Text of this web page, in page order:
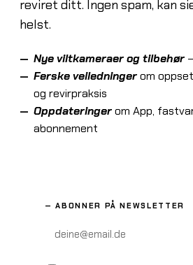
reviret ditt. Ingen spam, kan
helst.
Nye viltkameraer og tilbehør
Ferske veiledningerom
og revirpraksis
Oppdateringerom App,
abonnement
—ABONNER PÅ NEWSLETTER